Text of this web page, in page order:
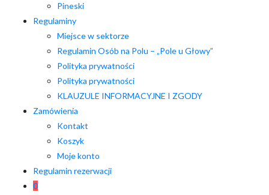
Pineski
Regulaminy
Miejsce w sektorze
Regulamin Osób na Polu – „Pole u Głowy”
Polityka prywatności
Polityka prywatności
KLAUZULE INFORMACYJNE I ZGODY
Zamówienia
Kontakt
Koszyk
Moje konto
Regulamin rezerwacji
0